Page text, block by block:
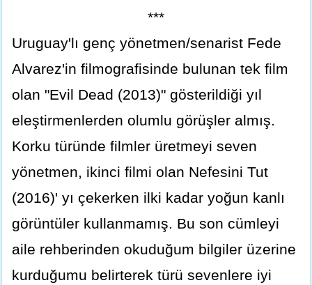
***
Uruguay'lı genç yönetmen/senarist Fede
Alvarez'in filmografisinde bulunan tek film
olan "Evil Dead (2013)" gösterildiği yıl
eleştirmenlerden olumlu görüşler almış.
Korku türünde filmler üretmeyi seven
yönetmen, ikinci filmi olan Nefesini Tut
(2016)' yı çekerken ilki kadar yoğun kanlı
görüntüler kullanmamış. Bu son cümleyi
aile rehberinden okuduğum bilgiler üzerine
kurduğumu belirterek türü sevenlere iyi